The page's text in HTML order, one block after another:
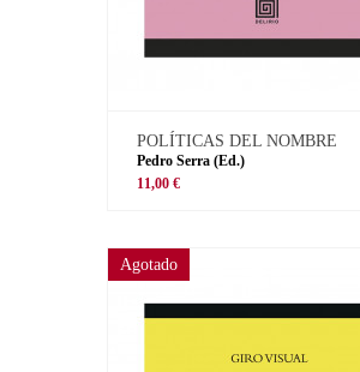
POLÍTICAS DEL NOMBRE
Pedro Serra (Ed.)
11,00 €
Agotado